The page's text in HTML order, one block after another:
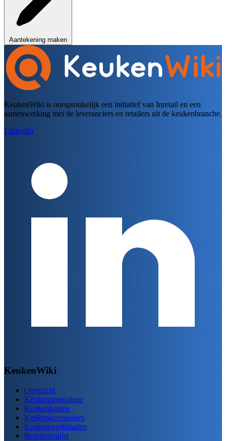
Aantekening maken
KeukenWiki is oorspronkelijk een initiatief van Inretail en een
samenwerking met de leveranciers en retailers uit de keukenbranche.
LinkedIn
KeukenWiki
Overzicht
Keukenapparatuur
Keukenkasten
Keukenaccessoires
Keukenwerkbladen
Begrippenlijst